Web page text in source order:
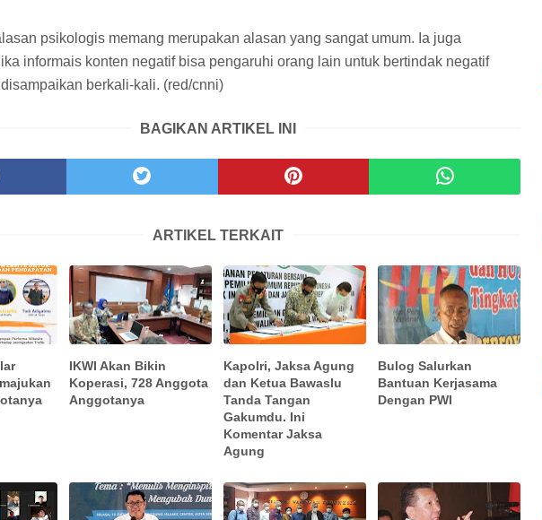
psikologis memang merupakan alasan yang sangat umum. Ia juga
informais konten negatif bisa pengaruhi orang lain untuk bertindak negatif
berkali-kali. (red/cnni)
BAGIKAN ARTIKEL INI
ARTIKEL TERKAIT
IKWI Akan Bikin
Koperasi, 728 Anggota
Anggotanya
Kapolri, Jaksa Agung
dan Ketua Bawaslu
Tanda Tangan
Gakumdu. Ini
Komentar Jaksa
Agung
Bulog Salurkan
Bantuan Kerjasama
Dengan PWI